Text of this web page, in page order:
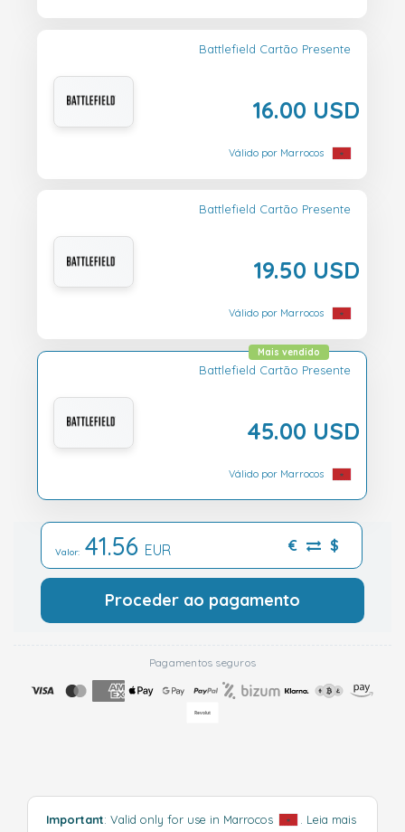
Battlefield Cartão Presente
16.00 USD
Válido por Marrocos
Battlefield Cartão Presente
19.50 USD
Válido por Marrocos
Battlefield Cartão Presente
45.00 USD
Mais vendido
Válido por Marrocos
Valor: 41.56 EUR € $
Proceder ao pagamento
Pagamentos seguros
Important: Valid only for use in Marrocos
Leia mais